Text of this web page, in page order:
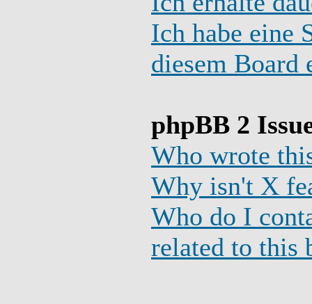
Ich habe eine
diesem Board
phpBB 2
Who wrote
Why isn't X
Who do I
related to this